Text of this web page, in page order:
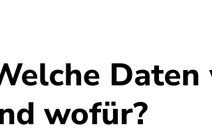
Daten
wofür?